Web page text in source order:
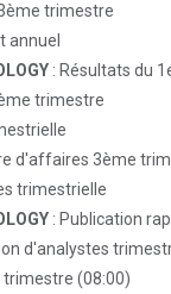
trimestre
annuel
: Résultats du
trimestre
d'affaires 3ème
trimestrielle
: Publication
d'analystes
(08:00)